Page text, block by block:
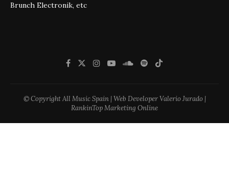
Brunch Electronik, etc
© Copyright All Music Spain | Web Developer Valerio Jurado |
RankinTop Marketing Online